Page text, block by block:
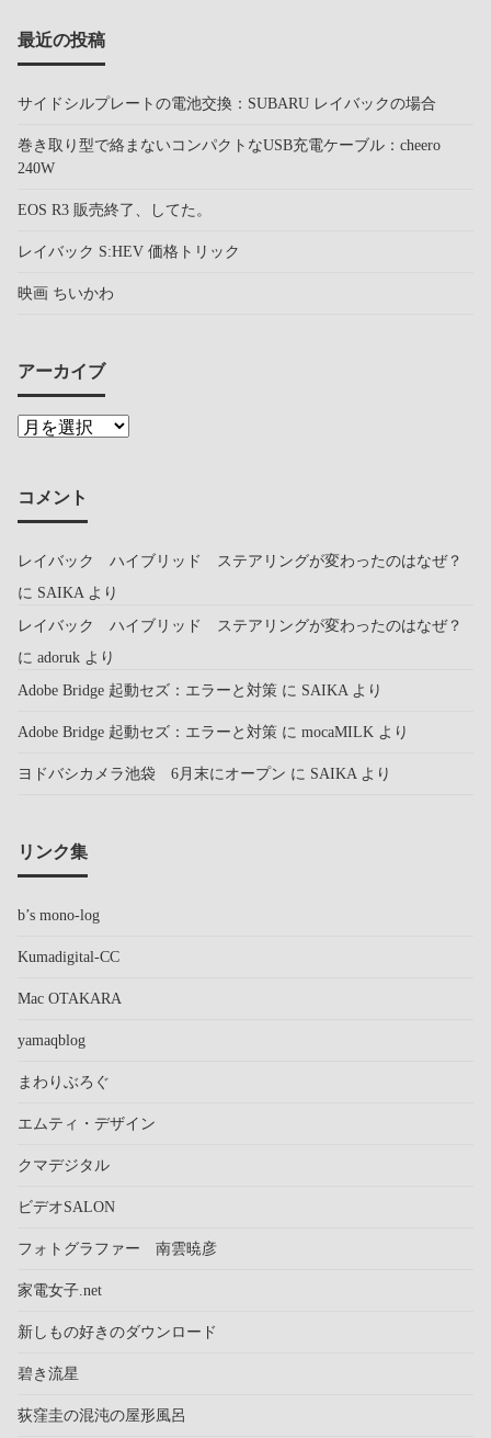
最近の投稿
サイドシルプレートの電池交換：SUBARU レイバックの場合
巻き取り型で絡まないコンパクトなUSB充電ケーブル：cheero
240W
EOS R3 販売終了、してた。
レイバック S:HEV 価格トリック
映画 ちいかわ
アーカイブ
コメント
レイバック ハイブリッド ステアリングが変わったのはなぜ？
に SAIKA より
レイバック ハイブリッド ステアリングが変わったのはなぜ？
に adoruk より
Adobe Bridge 起動セズ：エラーと対策 に SAIKA より
Adobe Bridge 起動セズ：エラーと対策 に mocaMILK より
ヨドバシカメラ池袋 6月末にオープン に SAIKA より
リンク集
b’s mono-log
Kumadigital-CC
Mac OTAKARA
yamaqblog
まわりぶろぐ
エムティ・デザイン
クマデジタル
ビデオSALON
フォトグラファー 南雲暁彦
家電女子.net
新しもの好きのダウンロード
碧き流星
荻窪圭の混沌の屋形風呂